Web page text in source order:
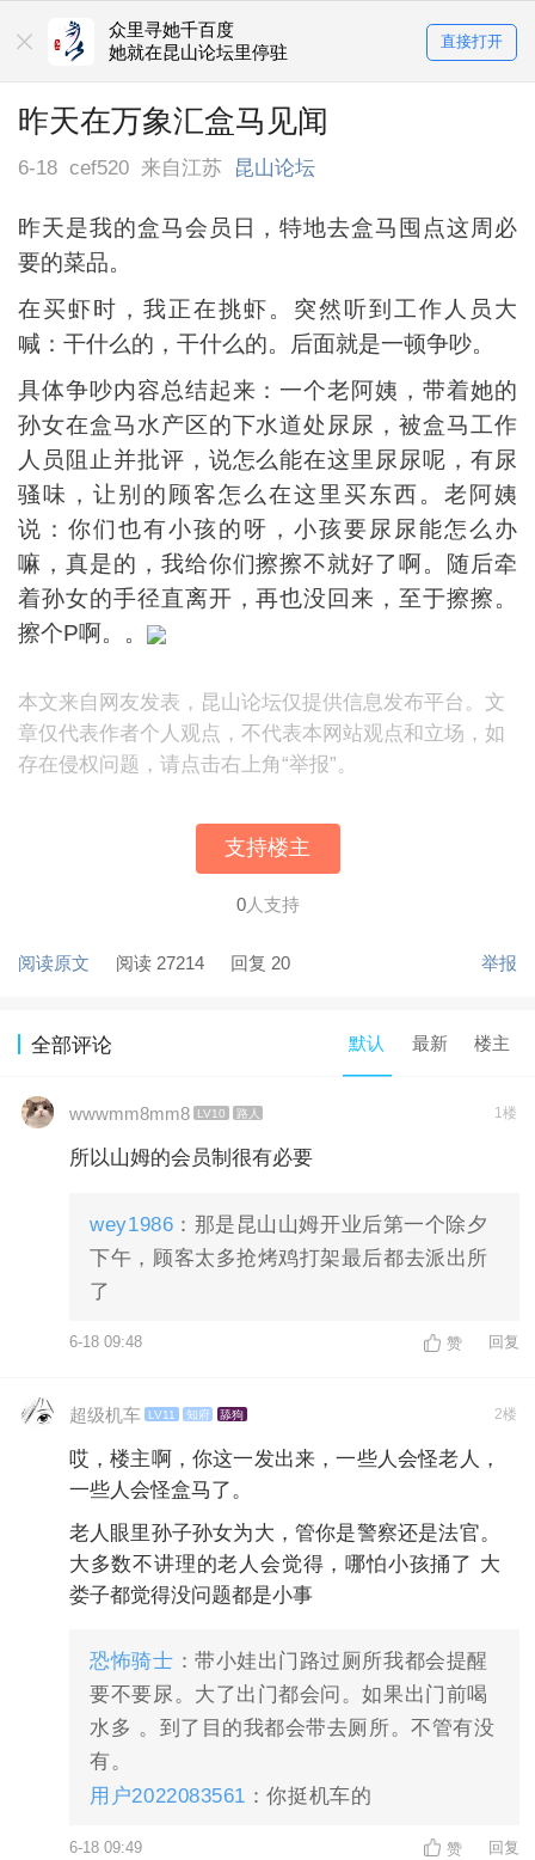
众里寻她千百度
她就在昆山论坛里停驻
直接打开
昨天在万象汇盒马见闻
6-18 cef520 来自江苏 昆山论坛
昨天是我的盒马会员日，特地去盒马囤点这周必
要的菜品。
在买虾时，我正在挑虾。突然听到工作人员大
喊：干什么的，干什么的。后面就是一顿争吵。
具体争吵内容总结起来：一个老阿姨，带着她的
孙女在盒马水产区的下水道处尿尿，被盒马工作
人员阻止并批评，说怎么能在这里尿尿呢，有尿
骚味，让别的顾客怎么在这里买东西。老阿姨
说：你们也有小孩的呀，小孩要尿尿能怎么办
嘛，真是的，我给你们擦擦不就好了啊。随后牵
着孙女的手径直离开，再也没回来，至于擦擦。
擦个P啊。。
本文来自网友发表，昆山论坛仅提供信息发布平台。文
章仅代表作者个人观点，不代表本网站观点和立场，如
存在侵权问题，请点击右上角“举报”。
支持楼主
0人支持
阅读原文 阅读 27214 回复 20 举报
全部评论 默认 最新 楼主
wwwmm8mm8 LV10 路人 1楼
所以山姆的会员制很有必要
wey1986 ：那是昆山山姆开业后第一个除夕
下午，顾客太多抢烤鸡打架最后都去派出所
了
6-18 09:48 赞 回复
超级机车 LV11 知府 舔狗 2楼
哎，楼主啊，你这一发出来，一些人会怪老人，
一些人会怪盒马了。
老人眼里孙子孙女为大，管你是警察还是法官。
大多数不讲理的老人会觉得，哪怕小孩捅了 大
娄子都觉得没问题都是小事
恐怖骑士 ：带小娃出门路过厕所我都会提醒
要不要尿。大了出门都会问。如果出门前喝
水多 。到了目的我都会带去厕所。不管有没
有。
用户2022083561 ：你挺机车的
6-18 09:49 赞 回复